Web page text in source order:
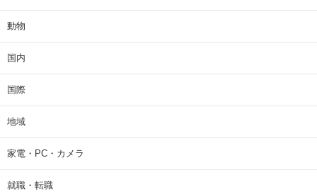
動物
国内
国際
地域
家電・PC・カメラ
就職・転職